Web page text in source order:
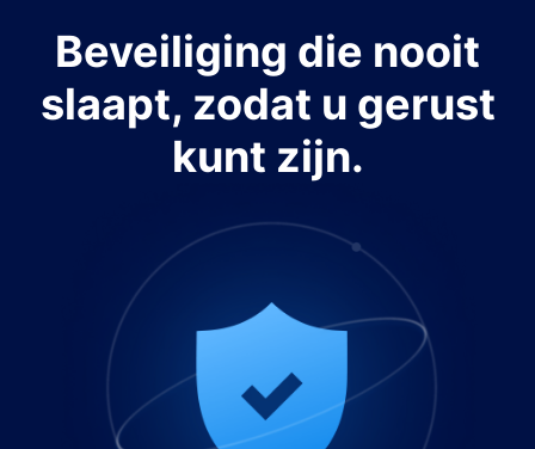
Beveiliging die nooit
slaapt, zodat u gerust
kunt zijn.